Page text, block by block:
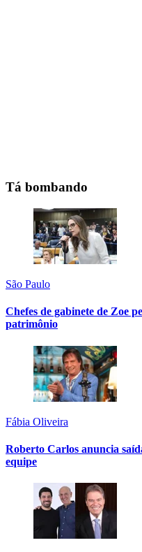
Tá bombando
São Paulo
Chefes de gabinete de Zoe
patrimônio
Fábia Oliveira
Roberto Carlos anuncia
equipe